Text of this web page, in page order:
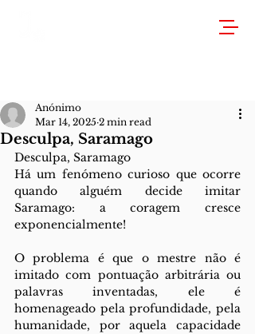
Desculpa, Saramago
Anónimo
Mar 14, 2025 2 min read
Desculpa, Saramago
Há um fenómeno curioso que ocorre
quando alguém decide imitar
Saramago: a coragem cresce
exponencialmente!
O problema é que o mestre não é
imitado com pontuação arbitrária ou
palavras inventadas, ele é
homenageado pela profundidade, pela
humanidade, por aquela capacidade